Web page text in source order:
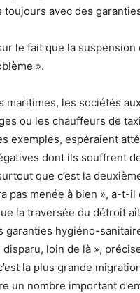
toujours avec des
le fait que la suspension
».
maritimes, les sociétés
ou les chauffeurs de
exemples, espéraient
dont ils souffrent
que c’est la
pas menée à bien », a-t-il
la traversée du détroit
garanties hygiéno-
disparu, loin de là »,
la plus grande
un nombre important